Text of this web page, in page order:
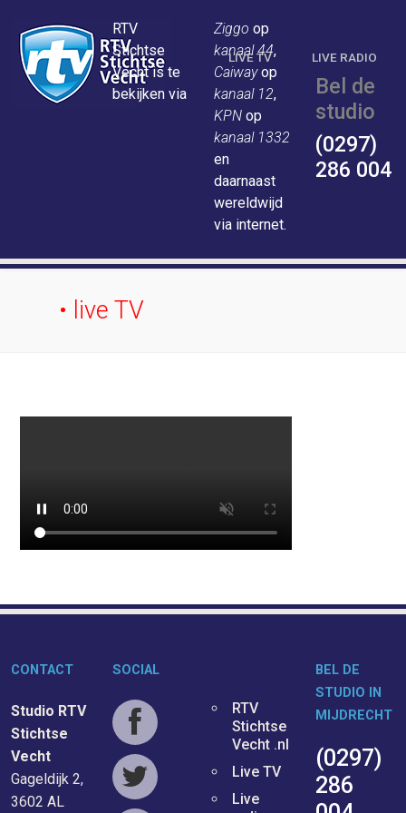
RTV
Stichtse
Vecht is te
bekijken via
Ziggo op
kanaal 44,
Caiwayop
kanaal 12,
KPN op
kanaal 1332
en
daarnaast
wereldwijd
via internet.
LIVE TV LIVE RADIO
Bel de
studio
(0297)
286 004
• live TV
CONTACT
Studio RTV
Stichtse
Vecht
Gageldijk 2,
3602 AL
SOCIAL
RTV
Stichtse
Vecht .nl
Live TV
Live
BEL DE
STUDIO IN
MIJDRECHT
(0297)
286